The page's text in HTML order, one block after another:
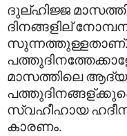
ദുല്ഹിജ്ജ
ദിനങ്ങളില്
സുന്നത്തുള്ളതാണ്.
മാസത്തിലെ
പത്തുദിനങ്ങള്
സ്വഹീഹായ
കാരണം.